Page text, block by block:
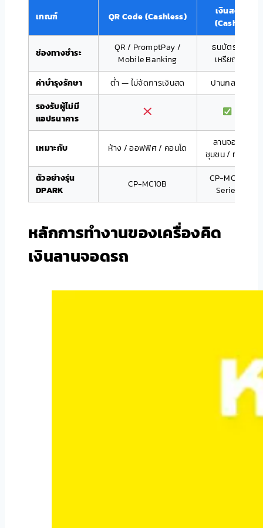
เกณฑ์ QR Code (Cashless)
เงินสด
(Cash)
ช่องทางชำระ
QR / PromptPay /
Mobile Banking
ธนบัตร +
เหรียญ
ค่าบำรุงรักษา
ต่ำ — ไม่จัดการเงินสด
ปานกลาง
รองรับผู้ไม่มี
แอปธนาคาร
เหมาะกับ ห้าง / ออฟฟิศ / คอนโด
ลานจอด
ชุมชน / ทั่วไป
ตัวอย่างรุ่น
DPARK
CP-MC10B
CP-MC02
Series
หลักการทำงานของเครื่องคิด
เงินลานจอดรถ